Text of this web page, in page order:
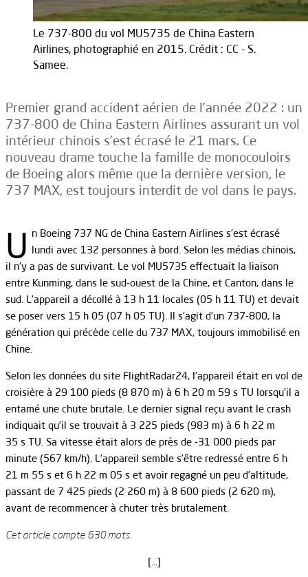
Le 737-800 du vol MU5735 de China Eastern
Airlines, photographié en 2015. Crédit : CC - S.
Samee.
Premier grand accident aérien de l’année 2022 : un
737-800 de China Eastern Airlines assurant un vol
intérieur chinois s’est écrasé le 21 mars. Ce
nouveau drame touche la famille de monocouloirs
de Boeing alors même que la dernière version, le
737 MAX, est toujours interdit de vol dans le pays.
U n Boeing 737 NG de China Eastern Airlines s’est écrasé
lundi avec 132 personnes à bord. Selon les médias chinois,
il n’y a pas de survivant. Le vol MU5735 effectuait la liaison
entre Kunming, dans le sud-ouest de la Chine, et Canton, dans le
sud. L’appareil a décollé à 13 h 11 locales (05 h 11 TU) et devait
se poser vers 15 h 05 (07 h 05 TU). Il s’agit d’un 737-800, la
génération qui précède celle du 737 MAX, toujours immobilisé en
Chine.
Selon les données du site FlightRadar24, l’appareil était en vol de
croisière à 29 100 pieds (8 870 m) à 6 h 20 m 59 s TU lorsqu’il a
entamé une chute brutale. Le dernier signal reçu avant le crash
indiquait qu’il se trouvait à 3 225 pieds (983 m) à 6 h 22 m
35 s TU. Sa vitesse était alors de près de -31 000 pieds par
minute (567 km/h). L’appareil semble s’être redressé entre 6 h
21 m 55 s et 6 h 22 m 05 s et avoir regagné un peu d’altitude,
passant de 7 425 pieds (2 260 m) à 8 600 pieds (2 620 m),
avant de recommencer à chuter très brutalement.
Cet article compte 630 mots.
[…]